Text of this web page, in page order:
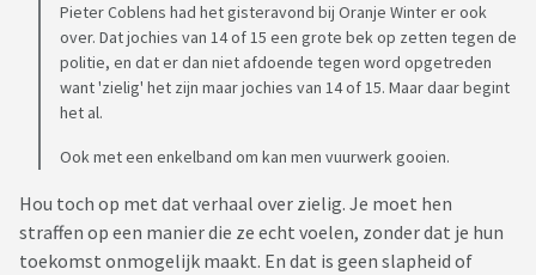
Pieter Coblens had het gisteravond bij Oranje Winter er ook
over. Dat jochies van 14 of 15 een grote bek op zetten tegen de
politie, en dat er dan niet afdoende tegen word opgetreden
want 'zielig' het zijn maar jochies van 14 of 15. Maar daar begint
het al.
Ook met een enkelband om kan men vuurwerk gooien.
Hou toch op met dat verhaal over zielig. Je moet hen
straffen op een manier die ze echt voelen, zonder dat je hun
toekomst onmogelijk maakt. En dat is geen slapheid of